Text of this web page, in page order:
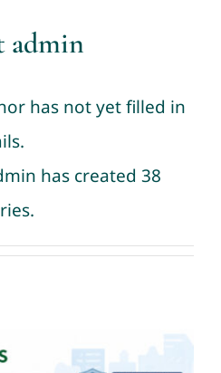
admin
has not yet filled in
has created 38